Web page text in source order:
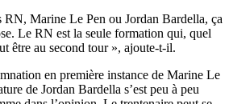
RN, Marine Le Pen ou Jordan Bardella, ça
Le RN est la seule formation qui, quel
être au second tour », ajoute-t-il.
en première instance de Marine Le
de Jordan Bardella s’est peu à peu